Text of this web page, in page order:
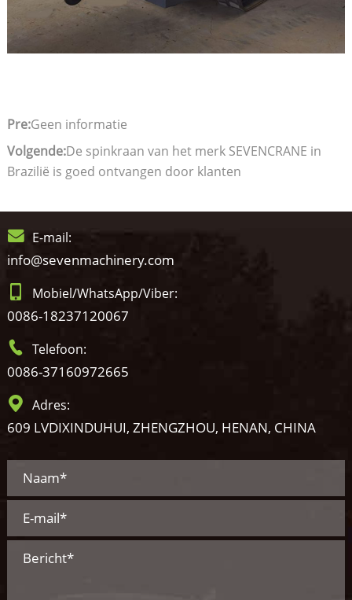
Pre:Geen informatie
Volgende:De spinkraan van het merk SEVENCRANE in
Brazilië is goed ontvangen door klanten
E-mail:
info@sevenmachinery.com
Mobiel/WhatsApp/Viber:
0086-18237120067
Telefoon:
0086-37160972665
Adres:
609 LVDIXINDUHUI, ZHENGZHOU, HENAN, CHINA